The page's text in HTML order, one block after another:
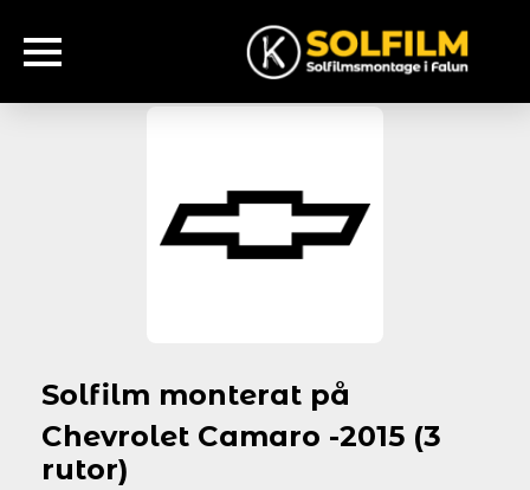
Solfilm monterat på
Chevrolet Camaro -2015 (3
rutor)